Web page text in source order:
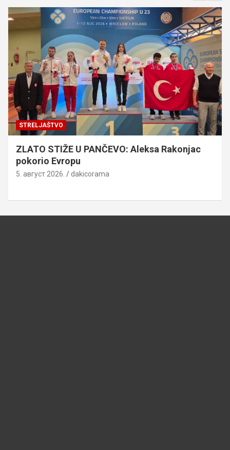
STRELJAŠTVO
ZLATO STIŽE U PANČEVO: Aleksa Rakonjac
pokorio Evropu
5. август 2026. dakicorama